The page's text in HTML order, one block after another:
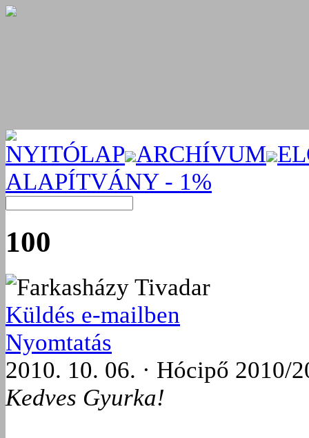
NYITÓLAP ARCHÍVUM
ALAPÍTVÁNY - 1%
100
Farkasházy Tivadar
Küldés e-mailben
Nyomtatás
2010. 10. 06. · Hócipő 2010/
Kedves Gyurka!